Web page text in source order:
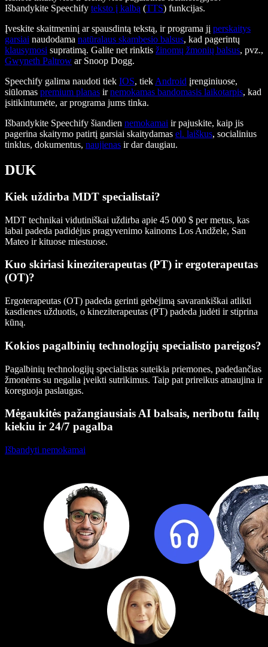
Išbandykite Speechify teksto į kalbą (TTS) funkcijas.
Įveskite skaitmeninį ar spausdintą tekstą, ir programa jį perskaitys
garsiai naudodama natūralaus skambesio balsus, kad pagerintų
klausymosi supratimą. Galite net rinktis žinomų žmonių balsus, pvz.,
Gwyneth Paltrow ar Snoop Dogg.
Speechify galima naudoti tiek IOS, tiek Android įrenginiuose,
siūlomas premium planas irnemokamas bandomasis laikotarpis, kad
įsitikintumėte, ar programa jums tinka.
Išbandykite Speechify šiandien nemokamai ir pajuskite, kaip jis
pagerina skaitymo patirtį garsiai skaitydamas el. laiškus, socialinius
tinklus, dokumentus, naujienas ir dar daugiau.
DUK
Kiek uždirba MDT specialistai?
MDT technikai vidutiniškai uždirba apie 45 000 $ per metus, kas
labai padeda padidėjus pragyvenimo kainoms Los Andžele, San
Mateo ir kituose miestuose.
Kuo skiriasi kineziterapeutas (PT) ir ergoterapeutas
(OT)?
Ergoterapeutas (OT) padeda gerinti gebėjimą savarankiškai atlikti
kasdienes užduotis, o kineziterapeutas (PT) padeda judėti ir stiprina
kūną.
Kokios pagalbinių technologijų specialisto pareigos?
Pagalbinių technologijų specialistas suteikia priemones, padedančias
žmonėms su negalia įveikti sutrikimus. Taip pat prireikus atnaujina ir
koreguoja paslaugas.
Mėgaukitės pažangiausiais AI balsais, neribotu failų
kiekiu ir 24/7 pagalba
Išbandyti nemokamai